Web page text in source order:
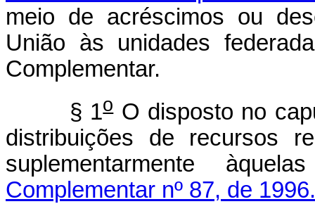
meio de acréscimos ou
União às unidades
Complementar.
§ 1oO disposto no
distribuições de recursos
suplementarmente
Complementar nº 87, de 1996.